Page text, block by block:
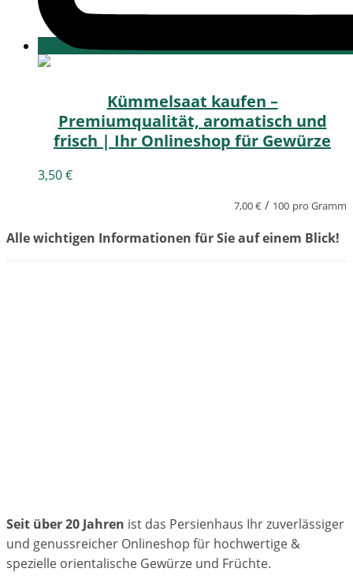
Kümmelsaat kaufen –
Premiumqualität, aromatisch und
frisch | Ihr Onlineshop für Gewürze
3,50€
7,00€ / 100 pro Gramm
Alle wichtigen Informationen für Sie auf einem Blick!
Seit über 20 Jahren ist das Persienhaus Ihr zuverlässiger
und genussreicher Onlineshop für hochwertige &
spezielle orientalische Gewürze und Früchte.